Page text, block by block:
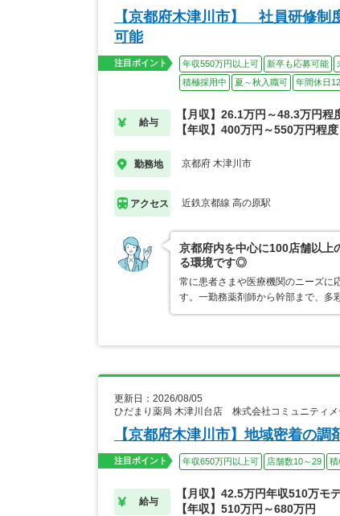
【京都府木津川市】 社員研修制
可能
注目ポイント 年収550万円以上可 新卒も応募可能
積極採用中
夏～秋入職可 年間休日
給与
【月収】26.1万円～48.3万円
【年収】400万円～550万円程
勤務地 京都府 木津川市
アクセス 近鉄京都線 高の原駅
京都府内を中心に100店舗以上
る環境です◎
常に患者さまや医療機関のニーズに
す。一勤務薬剤師から幹部まで、
更新日：2026/08/05
ひだまり薬局 木津川台店 株式会社コミュニティメ
【京都府木津川市】地域密着の調
注目ポイント 年収650万円以上可 店舗数10～29 積
給与
【月収】42.5万円年収510万モ
【年収】510万円～680万円